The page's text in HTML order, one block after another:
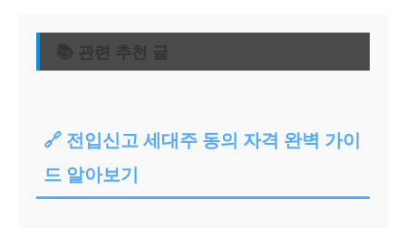
📚 관련 추천 글
🔗 전입신고 세대주 동의 자격 완벽 가이
드 알아보기